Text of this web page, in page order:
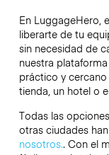
En LuggageHero,
liberarte de tu
sin necesidad de
nuestra
práctico y
tienda, un hotel o
Todas las
otras ciudades
nosotros.. Con el